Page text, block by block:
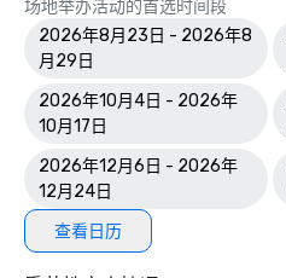
场地举办活动的首选时间段
2026年8月23日 - 2026年8
月29日
2026年10月4日 - 2026年
10月17日
2026年12月6日 - 2026年
12月24日
查看日历